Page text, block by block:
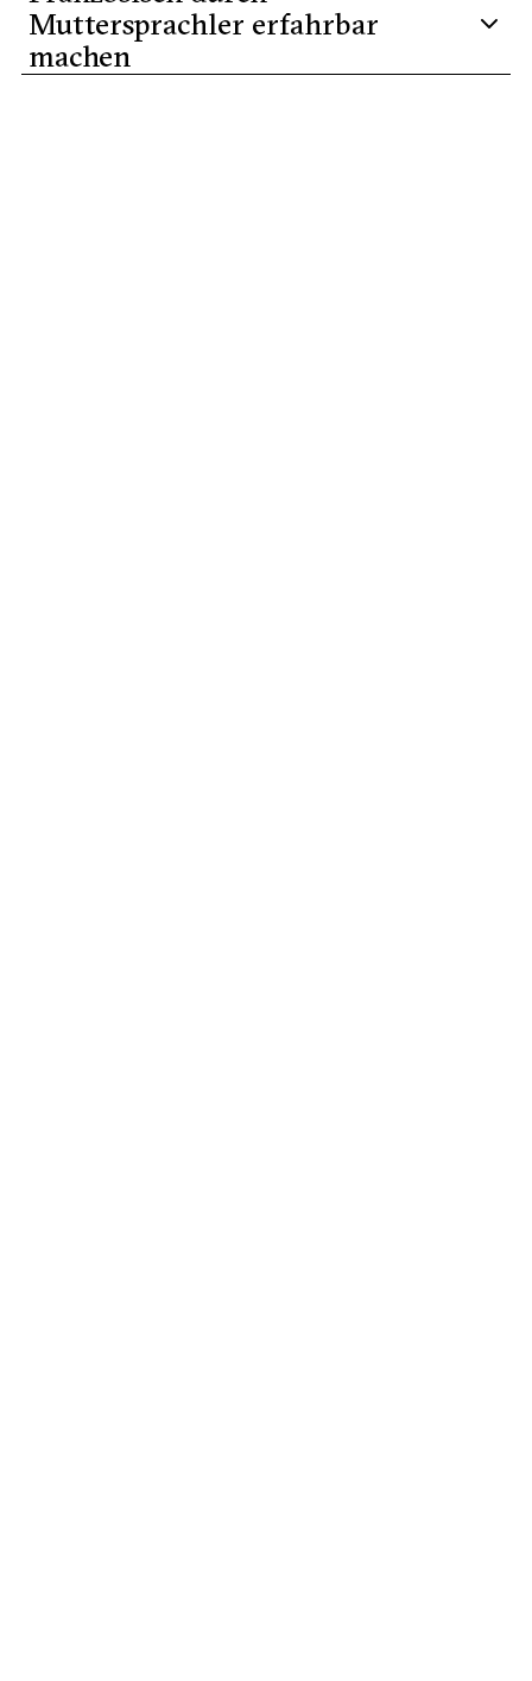
Muttersprachler erfahrbar
machen